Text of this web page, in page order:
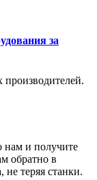
за
нам и получите
обратно в
не теряя станки.